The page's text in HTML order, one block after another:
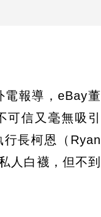
報導，eBay董
信又毫無吸引
長柯恩（Ryan
人白襪，但不到